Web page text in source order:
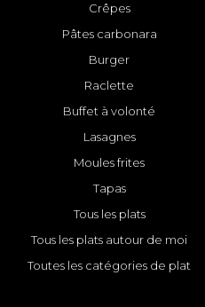
Crêpes
Pâtes carbonara
Burger
Raclette
Buffet à volonté
Lasagnes
Moules frites
Tapas
Tous les plats
Tous les plats autour de moi
Toutes les catégories de plat